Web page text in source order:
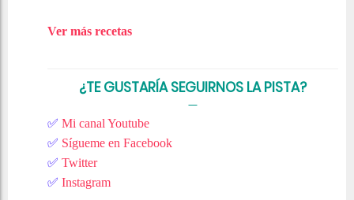
Ver más recetas
¿TE GUSTARÍA SEGUIRNOS LA PISTA?
✅ Mi canal Youtube
✅ Sígueme en Facebook
✅ Twitter
✅ Instagram